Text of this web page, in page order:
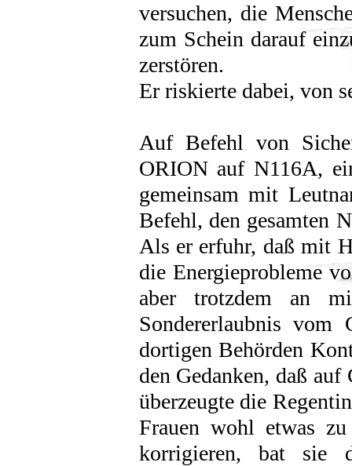
versuchen, die
zum Schein darauf
zerstören.
Er riskierte dabei, von
Auf Befehl von
ORION auf N116A,
gemeinsam mit
Befehl, den gesamten
Als er erfuhr, daß mit
die Energieprobleme
aber trotzdem an
Sondererlaubnis
dortigen Behörden
den Gedanken, daß
überzeugte die
Frauen wohl etwas
korrigieren, bat sie